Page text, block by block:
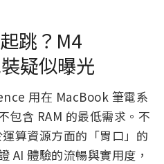
跳？M4
疑似曝光
用在 MacBook 筆電系
包含 RAM 的最低需求。不
算資源方面的「胃口」的
AI 體驗的流暢與實用度，